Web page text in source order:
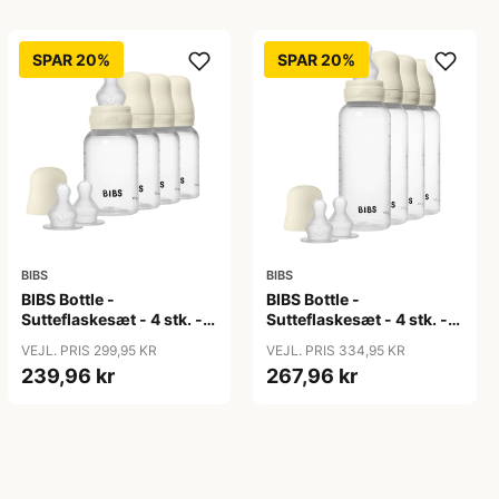
SPAR 20%
BIBS
BIBS Bottle -
Sutteflaskesæt - 4 stk. -
- Ivory
VEJL. PRIS 299,95 KR
239,96 kr
SPAR 20%
BIBS
BIBS Bottle -
Sutteflaskesæt - 4 stk. -
- Ivory
VEJL. PRIS 334,95 KR
267,96 kr